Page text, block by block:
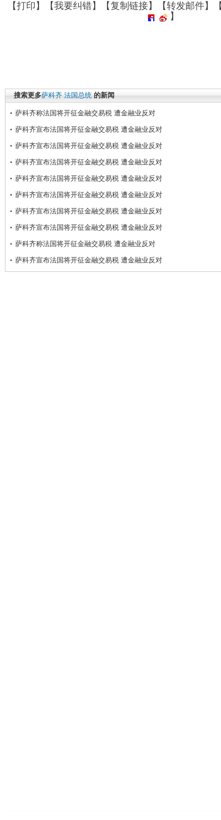
【打印】【我要纠错】【复制链接】【转发邮件】
】
搜索更多萨科齐 法国总统 的新闻
萨科齐称法国将开征金融交易税 遭金融业反对
萨科齐宣布法国将开征金融交易税 遭金融业反对
萨科齐宣布法国将开征金融交易税 遭金融业反对
萨科齐宣布法国将开征金融交易税 遭金融业反对
萨科齐宣布法国将开征金融交易税 遭金融业反对
萨科齐宣布法国将开征金融交易税 遭金融业反对
萨科齐宣布法国将开征金融交易税 遭金融业反对
萨科齐宣布法国将开征金融交易税 遭金融业反对
萨科齐称法国将开征金融交易税 遭金融业反对
萨科齐宣布法国将开征金融交易税 遭金融业反对